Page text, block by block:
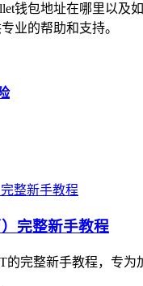
钱包地址在哪里以
业的帮助和支持。
完整新手教程
的完整新手教程，专